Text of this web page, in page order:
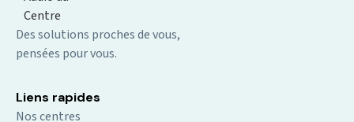
Des solutions proches de vous,
pensées pour vous.
Liens rapides
Nos centres